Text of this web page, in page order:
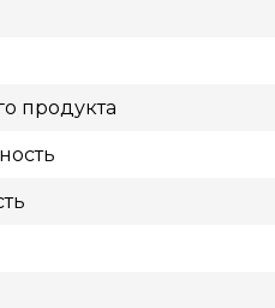
продукта